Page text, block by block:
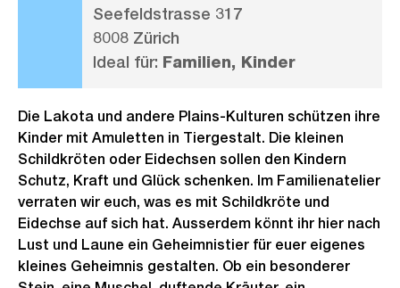
Seefeldstrasse 317
8008 Zürich
Ideal für: Familien, Kinder
Die Lakota und andere Plains-Kulturen schützen ihre
Kinder mit Amuletten in Tiergestalt. Die kleinen
Schildkröten oder Eidechsen sollen den Kindern
Schutz, Kraft und Glück schenken. Im Familienatelier
verraten wir euch, was es mit Schildkröte und
Eidechse auf sich hat. Ausserdem könnt ihr hier nach
Lust und Laune ein Geheimnistier für euer eigenes
kleines Geheimnis gestalten. Ob ein besonderer